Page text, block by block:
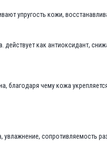
упругость кожи,
действует как антиоксидант,
благодаря чему кожа
увлажнение, сопротивляемость